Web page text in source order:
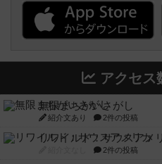
アクセス
無限まちがいさがし
紹介文あり 2件の投稿
リワイルド：サウスアメ
2件の投稿